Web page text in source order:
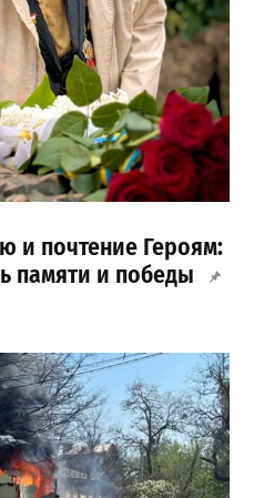
и почтение Героям:
памяти и победы